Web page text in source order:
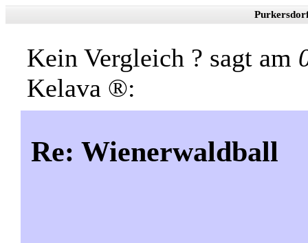
Kein Vergleich ? sagt am
Kelava ®:
Re: Wienerwaldball